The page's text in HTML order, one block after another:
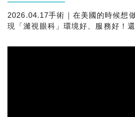
2026.04.17手術｜在美國的時候想
現「濰視眼科」環境好、服務好！